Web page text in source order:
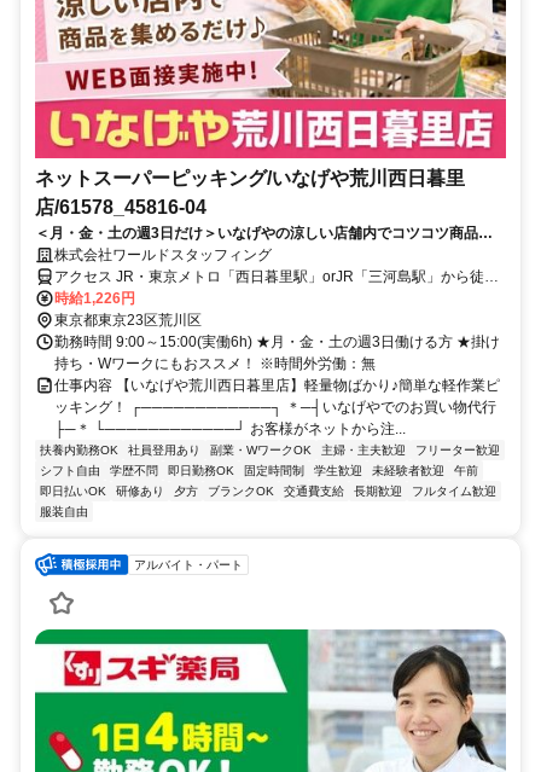
ネットスーパーピッキング/いなげや荒川西日暮里
店/61578_45816-04
＜月・金・土の週3日だけ＞いなげやの涼しい店舗内でコツコツ商品集
め♪15時終わりで家庭とも両立しやすい！
株式会社ワールドスタッフィング
アクセス JR・東京メトロ「西日暮里駅」orJR「三河島駅」から徒歩
約5分
時給1,226円
東京都東京23区荒川区
勤務時間 9:00～15:00(実働6h) ★月・金・土の週3日働ける方 ★掛け
持ち・Wワークにもおススメ！ ※時間外労働：無
仕事内容 【いなげや荒川西日暮里店】軽量物ばかり♪簡単な軽作業ピ
ッキング！ ┌────────────┐ ＊─┤いなげやでのお買い物代行
├─＊ └────────────┘ お客様がネットから注...
扶養内勤務OK 社員登用あり 副業・WワークOK 主婦・主夫歓迎
フリーター歓迎
シフト自由
学歴不問 即日勤務OK 固定時間制 学生歓迎 未経験者歓迎
午前
即日払いOK
研修あり 夕方 ブランクOK 交通費支給 長期歓迎
フルタイム歓迎
服装自由
アルバイト・パート